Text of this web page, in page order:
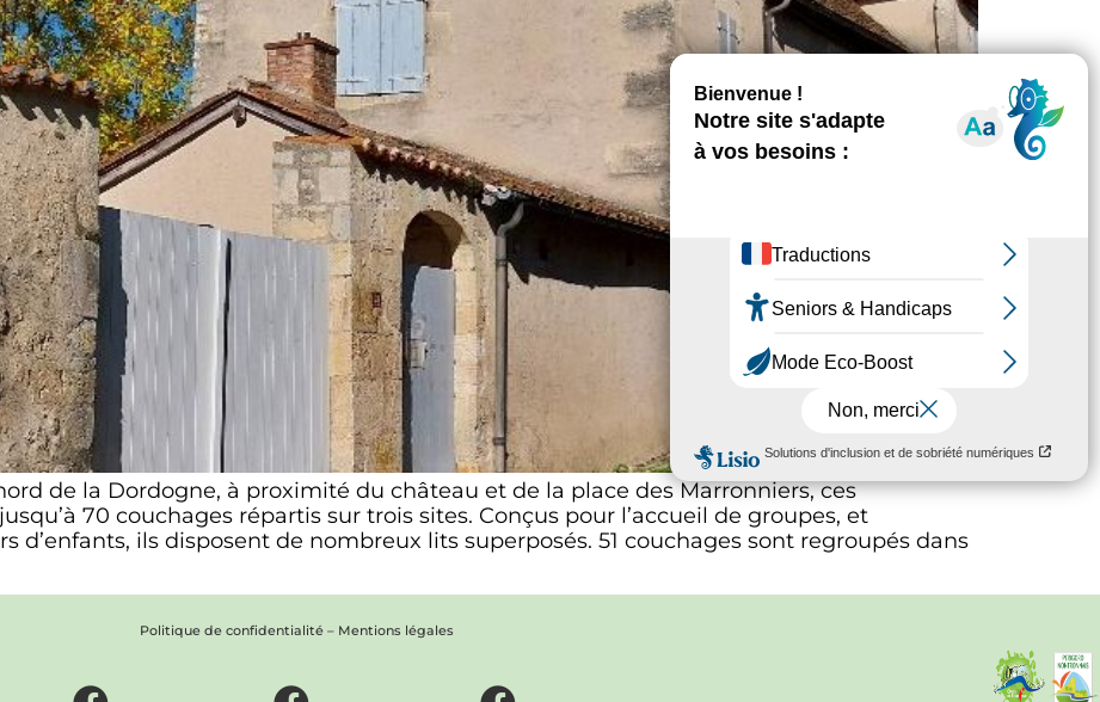
de la Dordogne, à proximité du château et de la place des Marronniers, ces
70 couchages répartis sur trois sites. Conçus pour l’accueil de groupes, et
d’enfants, ils disposent de nombreux lits superposés. 51 couchages sont regroupés dans
Politique de confidentialité – Mentions légales